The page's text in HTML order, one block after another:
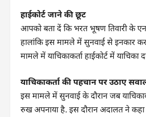
हाईकोर्ट जाने की छूट
आपको बता दें कि भरत भूषण तिवारी के
हालांकि इस मामले में सुनवाई से इनकार
मामले में याचिकाकर्ता हाईकोर्ट में
याचिकाकर्ता की पहचान पर उठाए
इस मामले में सुनवाई के दौरान जब
रुख अपनाया है. इस दौरान अदालत ने कहा